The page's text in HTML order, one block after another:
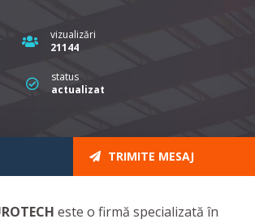
vizualizări
21144
status
actualizat
TRIMITE MESAJ
este o firmă specializată în